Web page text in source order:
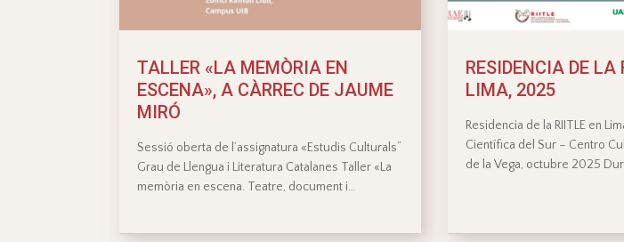
TALLER «LA MEMÒRIA EN
ESCENA», A CÀRREC DE JAUME
MIRÓ
Sessió oberta de l’assignatura «Estudis Culturals“
Grau de Llengua i Literatura Catalanes Taller «La
memòria en escena. Teatre, document i…
RESIDENCIA DE LA
LIMA, 2025
Residencia de la RIITLE en
Científica del Sur – Centro
de la Vega, octubre 2025